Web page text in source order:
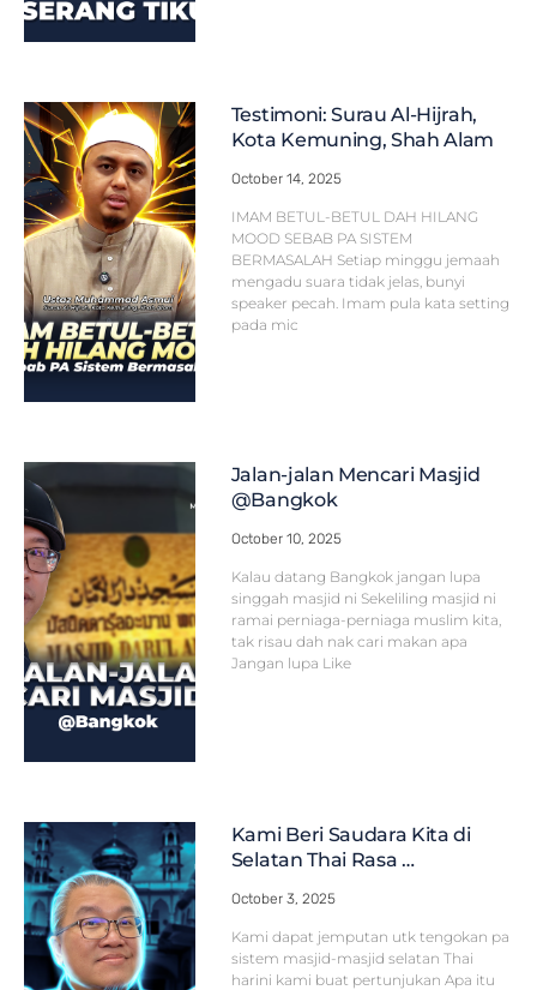
Testimoni: Surau Al-Hijrah,
Kota Kemuning, Shah Alam
October 14, 2025
IMAM BETUL-BETUL DAH HILANG
MOOD SEBAB PA SISTEM
BERMASALAH Setiap minggu jemaah
mengadu suara tidak jelas, bunyi
speaker pecah. Imam pula kata setting
pada mic
Jalan-jalan Mencari Masjid
@Bangkok
October 10, 2025
Kalau datang Bangkok jangan lupa
singgah masjid ni Sekeliling masjid ni
ramai perniaga-perniaga muslim kita,
tak risau dah nak cari makan apa
Jangan lupa Like
Kami Beri Saudara Kita di
Selatan Thai Rasa …
October 3, 2025
Kami dapat jemputan utk tengokan pa
sistem masjid-masjid selatan Thai
harini kami buat pertunjukan Apa itu